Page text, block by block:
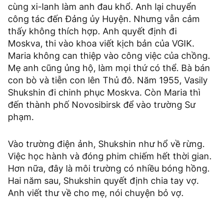
cùng xi-lanh làm anh đau khổ. Anh lại chuyển
công tác đến Đảng ủy Huyện. Nhưng vẫn cảm
thấy không thích hợp. Anh quyết định đi
Moskva, thi vào khoa viết kịch bản của VGIK.
Maria không can thiệp vào công việc của chồng.
Mẹ anh cũng ủng hộ, làm mọi thứ có thể. Bà bán
con bò và tiễn con lên Thủ đô. Năm 1955, Vasily
Shukshin đi chinh phục Moskva. Còn Maria thì
đến thành phố Novosibirsk để vào trường Sư
phạm.
Vào trường điện ảnh, Shukshin như hổ về rừng.
Việc học hành và đóng phim chiếm hết thời gian.
Hơn nữa, đây là môi trường có nhiều bóng hồng.
Hai năm sau, Shukshin quyết định chia tay vợ.
Anh viết thư về cho mẹ, nói chuyện bỏ vợ.